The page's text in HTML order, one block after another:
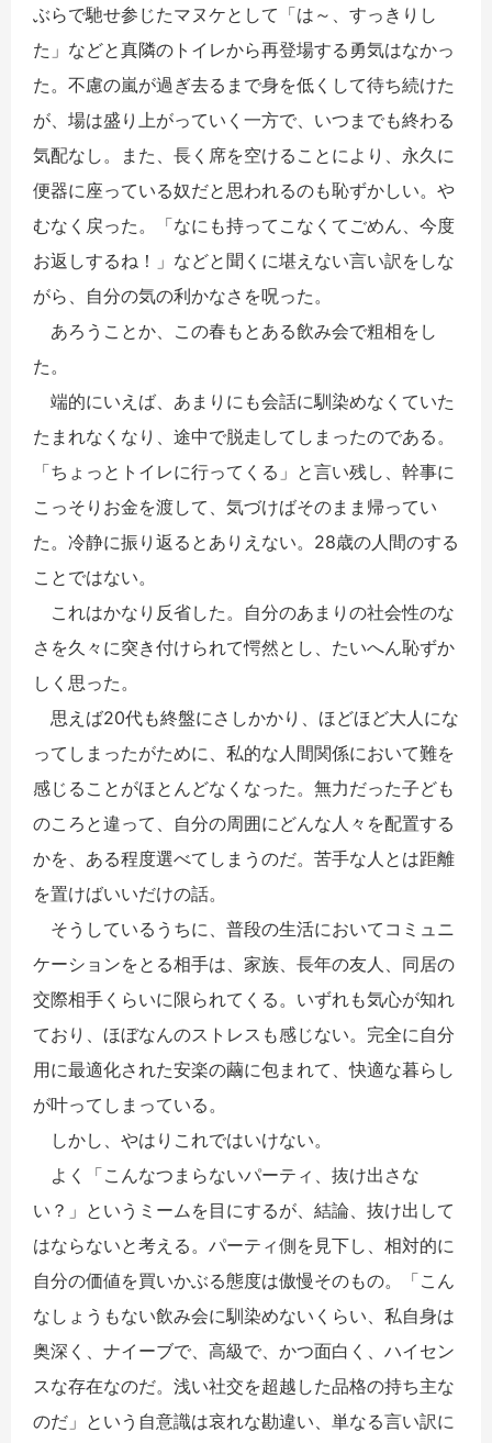
ぶらで馳せ参じたマヌケとして「は～、すっきりし
た」などと真隣のトイレから再登場する勇気はなかっ
た。不慮の嵐が過ぎ去るまで身を低くして待ち続けた
が、場は盛り上がっていく一方で、いつまでも終わる
気配なし。また、長く席を空けることにより、永久に
便器に座っている奴だと思われるのも恥ずかしい。や
むなく戻った。「なにも持ってこなくてごめん、今度
お返しするね！」などと聞くに堪えない言い訳をしな
がら、自分の気の利かなさを呪った。
あろうことか、この春もとある飲み会で粗相をし
た。
端的にいえば、あまりにも会話に馴染めなくていた
たまれなくなり、途中で脱走してしまったのである。
「ちょっとトイレに行ってくる」と言い残し、幹事に
こっそりお金を渡して、気づけばそのまま帰ってい
た。冷静に振り返るとありえない。28歳の人間のする
ことではない。
これはかなり反省した。自分のあまりの社会性のな
さを久々に突き付けられて愕然とし、たいへん恥ずか
しく思った。
思えば20代も終盤にさしかかり、ほどほど大人にな
ってしまったがために、私的な人間関係において難を
感じることがほとんどなくなった。無力だった子ども
のころと違って、自分の周囲にどんな人々を配置する
かを、ある程度選べてしまうのだ。苦手な人とは距離
を置けばいいだけの話。
そうしているうちに、普段の生活においてコミュニ
ケーションをとる相手は、家族、長年の友人、同居の
交際相手くらいに限られてくる。いずれも気心が知れ
ており、ほぼなんのストレスも感じない。完全に自分
用に最適化された安楽の繭に包まれて、快適な暮らし
が叶ってしまっている。
しかし、やはりこれではいけない。
よく「こんなつまらないパーティ、抜け出さな
い？」というミームを目にするが、結論、抜け出して
はならないと考える。パーティ側を見下し、相対的に
自分の価値を買いかぶる態度は傲慢そのもの。「こん
なしょうもない飲み会に馴染めないくらい、私自身は
奥深く、ナイーブで、高級で、かつ面白く、ハイセン
スな存在なのだ。浅い社交を超越した品格の持ち主な
のだ」という自意識は哀れな勘違い、単なる言い訳に